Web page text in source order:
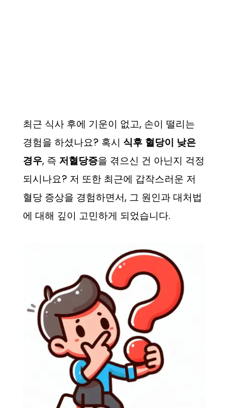
최근 식사 후에 기운이 없고, 손이 떨리는
경험을 하셨나요? 혹시 식후 혈당이 낮은
경우, 즉 저혈당증을 겪으신 건 아닌지 걱정
되시나요? 저 또한 최근에 갑작스러운 저
혈당 증상을 경험하면서, 그 원인과 대처법
에 대해 깊이 고민하게 되었습니다.